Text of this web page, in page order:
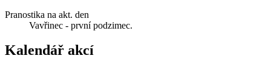
Pranostika na akt. den
Vavřinec - první podzimec.
Kalendář akcí